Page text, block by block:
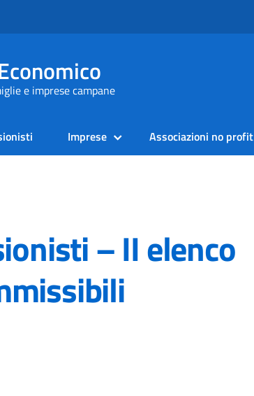
e imprese campane
Imprese Associazioni no profit
– II elenco